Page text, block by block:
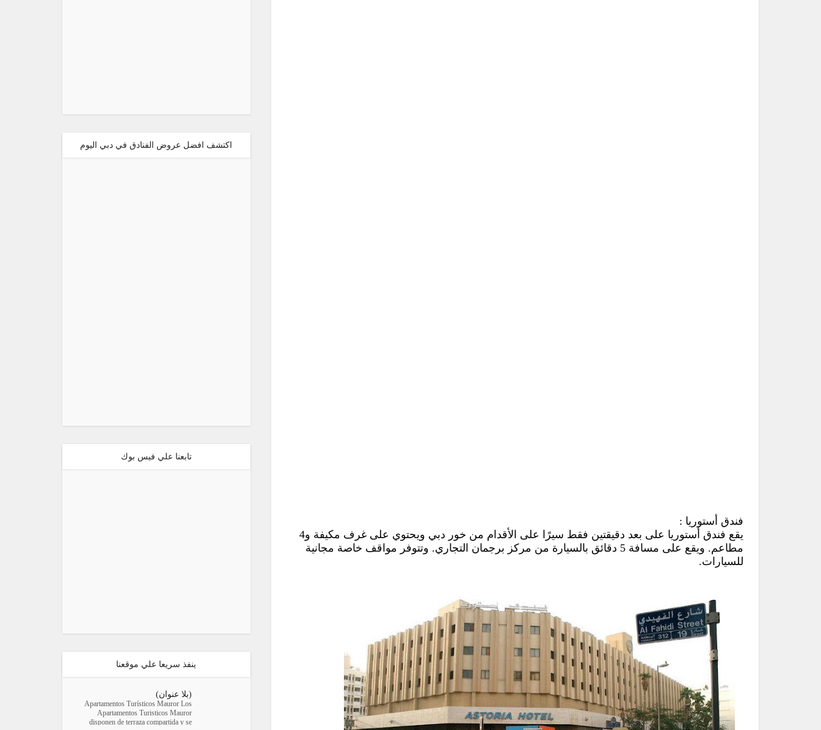
فندق أستوريا :
يقع فندق أستوريا على بعد دقيقتين فقط سيرًا على الأقدام من خور دبي ويحتوي على غرف مكيفة و4
مطاعم. ويقع على مسافة 5 دقائق بالسيارة من مركز برجمان التجاري. وتتوفر مواقف خاصة مجانية
للسيارات.
اكتشف افضل عروض الفنادق في دبي اليوم
تابعنا علي فيس بوك
ينفذ سريعا علي موقعنا
(بلا عنوان)
Apartamentos Turísticos Mauror Los
Apartamentos Turisticos Mauror
disponen de terraza compartida y se